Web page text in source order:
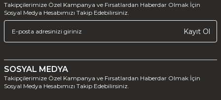
Takipçilerimize Özel Kampanya ve Fırsatlardan Haberdar Olmak İçin
Sosyal Medya Hesabımızı Takip Edebilirsiniz.
Kayıt Ol
SOSYAL MEDYA
Takipçilerimize Özel Kampanya ve Fırsatlardan Haberdar Olmak İçin
Sosyal Medya Hesabımızı Takip Edebilirsiniz.